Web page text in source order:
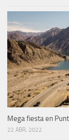
Mega fiesta en
22 ABR, 2022